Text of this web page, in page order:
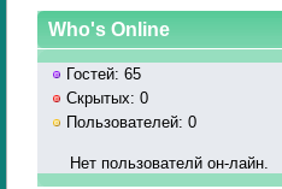
Who's Online
Гостей: 65
Скрытых: 0
Пользователей: 0
Нет пользователй он-лайн.